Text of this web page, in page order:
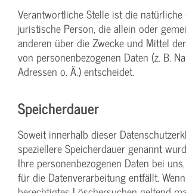
Verantwortliche Stelle ist die
juristische Person, die allein oder
anderen über die Zwecke und Mittel
von personenbezogenen Daten (z. B.
Adressen o. Ä.) entscheidet.
Speicherdauer
Soweit innerhalb dieser
speziellere Speicherdauer genannt
Ihre personenbezogenen Daten bei
für die Datenverarbeitung entfällt.